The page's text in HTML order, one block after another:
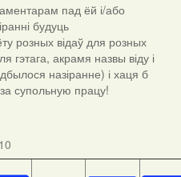
пад ёй і/або
будуць
розных відаў для розных
гэтага, акрамя назвы віду і
назіранне) і хаця б
супольную працу!